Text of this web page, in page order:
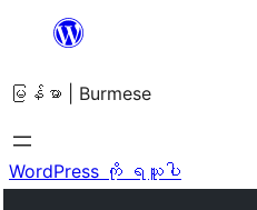
အကြောင်းအရာ
ကျော်သွား
ရန်
မြန်မာ | Burmese
WordPress ကို ရယူပါ